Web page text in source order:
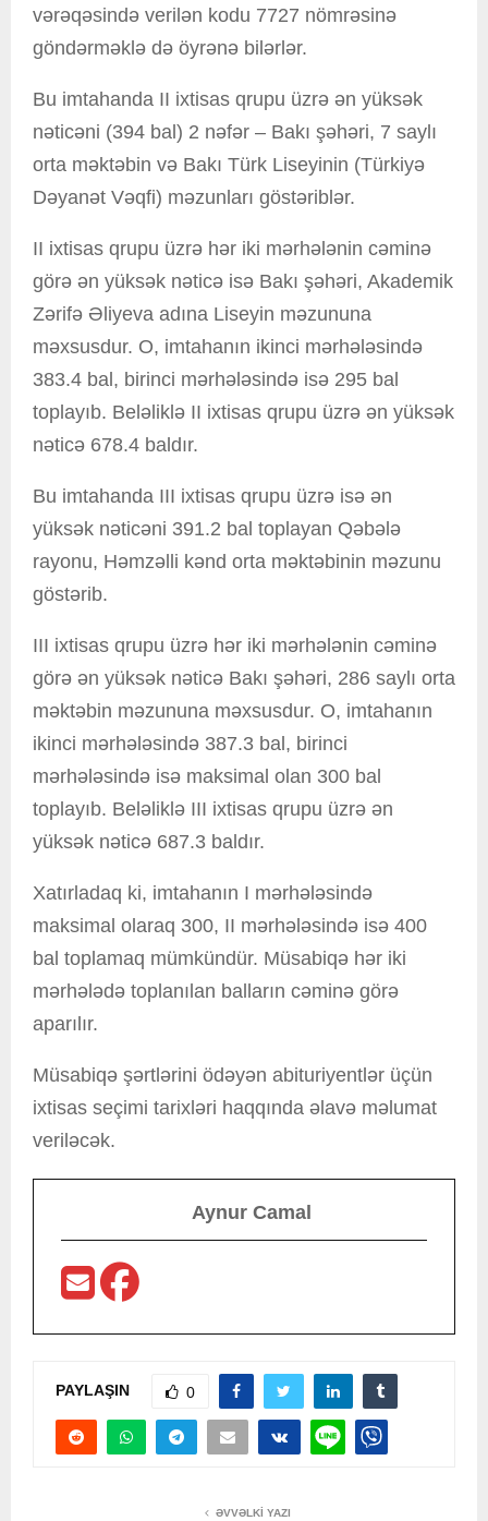
vərəqəsində verilən kodu 7727 nömrəsinə
göndərməklə də öyrənə bilərlər.
Bu imtahanda II ixtisas qrupu üzrə ən yüksək
nəticəni (394 bal) 2 nəfər – Bakı şəhəri, 7 saylı
orta məktəbin və Bakı Türk Liseyinin (Türkiyə
Dəyanət Vəqfi) məzunları göstəriblər.
II ixtisas qrupu üzrə hər iki mərhələnin cəminə
görə ən yüksək nəticə isə Bakı şəhəri, Akademik
Zərifə Əliyeva adına Liseyin məzununa
məxsusdur. O, imtahanın ikinci mərhələsində
383.4 bal, birinci mərhələsində isə 295 bal
toplayıb. Beləliklə II ixtisas qrupu üzrə ən yüksək
nəticə 678.4 baldır.
Bu imtahanda III ixtisas qrupu üzrə isə ən
yüksək nəticəni 391.2 bal toplayan Qəbələ
rayonu, Həmzəlli kənd orta məktəbinin məzunu
göstərib.
III ixtisas qrupu üzrə hər iki mərhələnin cəminə
görə ən yüksək nəticə Bakı şəhəri, 286 saylı orta
məktəbin məzununa məxsusdur. O, imtahanın
ikinci mərhələsində 387.3 bal, birinci
mərhələsində isə maksimal olan 300 bal
toplayıb. Beləliklə III ixtisas qrupu üzrə ən
yüksək nəticə 687.3 baldır.
Xatırladaq ki, imtahanın I mərhələsində
maksimal olaraq 300, II mərhələsində isə 400
bal toplamaq mümkündür. Müsabiqə hər iki
mərhələdə toplanılan balların cəminə görə
aparılır.
Müsabiqə şərtlərini ödəyən abituriyentlər üçün
ixtisas seçimi tarixləri haqqında əlavə məlumat
veriləcək.
Aynur Camal
PAYLAŞIN 0
ƏVVƏLKI YAZI